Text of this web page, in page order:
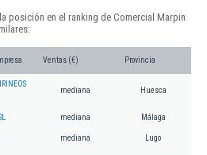
posición en el ranking de Comercial Marpin
Ventas (€) Provincia
mediana Huesca
mediana Málaga
mediana Lugo